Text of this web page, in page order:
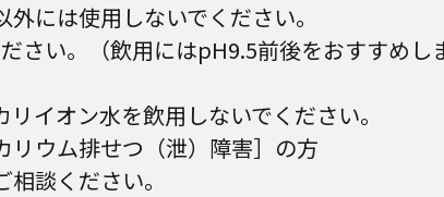
には使用しないでください。
い。（飲用にはpH9.5前後をおすすめし
イオン水を飲用しないでください。
リウム排せつ（泄）障害］の方
談ください。